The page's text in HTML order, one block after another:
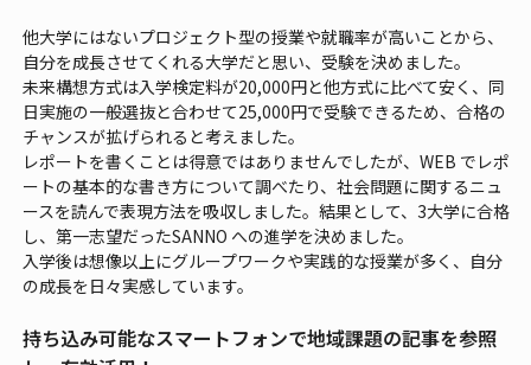
他大学にはないプロジェクト型の授業や就職率が高いことから、
自分を成長させてくれる大学だと思い、受験を決めました。
未来構想方式は入学検定料が20,000円と他方式に比べて安く、同
日実施の一般選抜と合わせて25,000円で受験できるため、合格の
チャンスが拡げられると考えました。
レポートを書くことは得意ではありませんでしたが、WEB でレポ
ートの基本的な書き方について調べたり、社会問題に関するニュ
ースを読んで表現方法を吸収しました。結果として、3大学に合格
し、第一志望だったSANNO への進学を決めました。
入学後は想像以上にグループワークや実践的な授業が多く、自分
の成長を日々実感しています。
持ち込み可能なスマートフォンで地域課題の記事を参照